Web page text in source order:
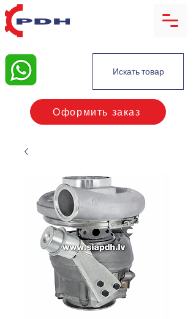
Искать товар
Оформить заказ